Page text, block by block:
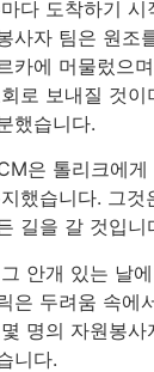
다 도착하기
사자 팀은 원조
카에 머물렀으
로 보내질 것
했습니다.
은 톨리크에
했습니다. 그
길을 갈 것입니
안개 있는 날
은 두려움 속에
명의 자원봉
니다.